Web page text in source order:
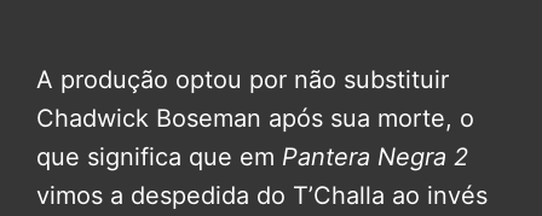
A produção optou por não substituir
Chadwick Boseman após sua morte, o
que significa que em Pantera Negra 2
vimos a despedida do T’Challa ao invés